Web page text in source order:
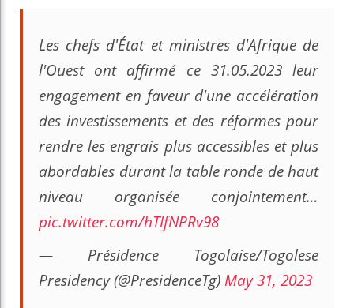
Les chefs d'État et ministres d'Afrique de
l'Ouest ont affirmé ce 31.05.2023 leur
engagement en faveur d'une accélération
des investissements et des réformes pour
rendre les engrais plus accessibles et plus
abordables durant la table ronde de haut
niveau organisée conjointement…
pic.twitter.com/hTIfNPRv98
— Présidence Togolaise/Togolese
Presidency (@PresidenceTg)May 31, 2023